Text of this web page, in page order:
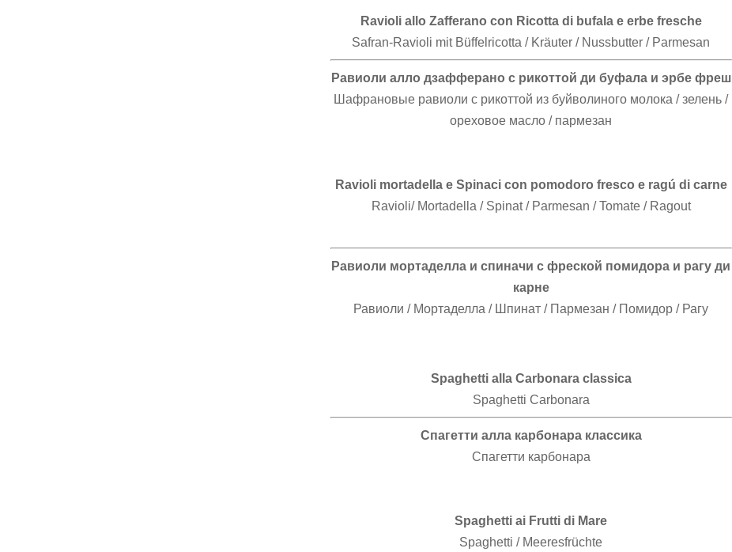
Ravioli allo Zafferano con Ricotta di bufala e erbe fresche
Safran-Ravioli mit Büffelricotta / Kräuter / Nussbutter / Parmesan
Равиоли алло дзафферано с рикоттой ди буфала и эрбе фреш
Шафрановые равиоли с рикоттой из буйволиного молока / зелень /
ореховое масло / пармезан
Ravioli mortadella e Spinaci con pomodoro fresco e ragú di carne
Ravioli/ Mortadella / Spinat / Parmesan / Tomate / Ragout
Равиоли мортаделла и спиначи с фреской помидора и рагу ди
карне
Равиоли / Мортаделла / Шпинат / Пармезан / Помидор / Рагу
Spaghetti alla Carbonara classica
Spaghetti Carbonara
Спагетти алла карбонара классика
Спагетти карбонара
Spaghetti ai Frutti di Mare
Spaghetti / Meeresfrüchte